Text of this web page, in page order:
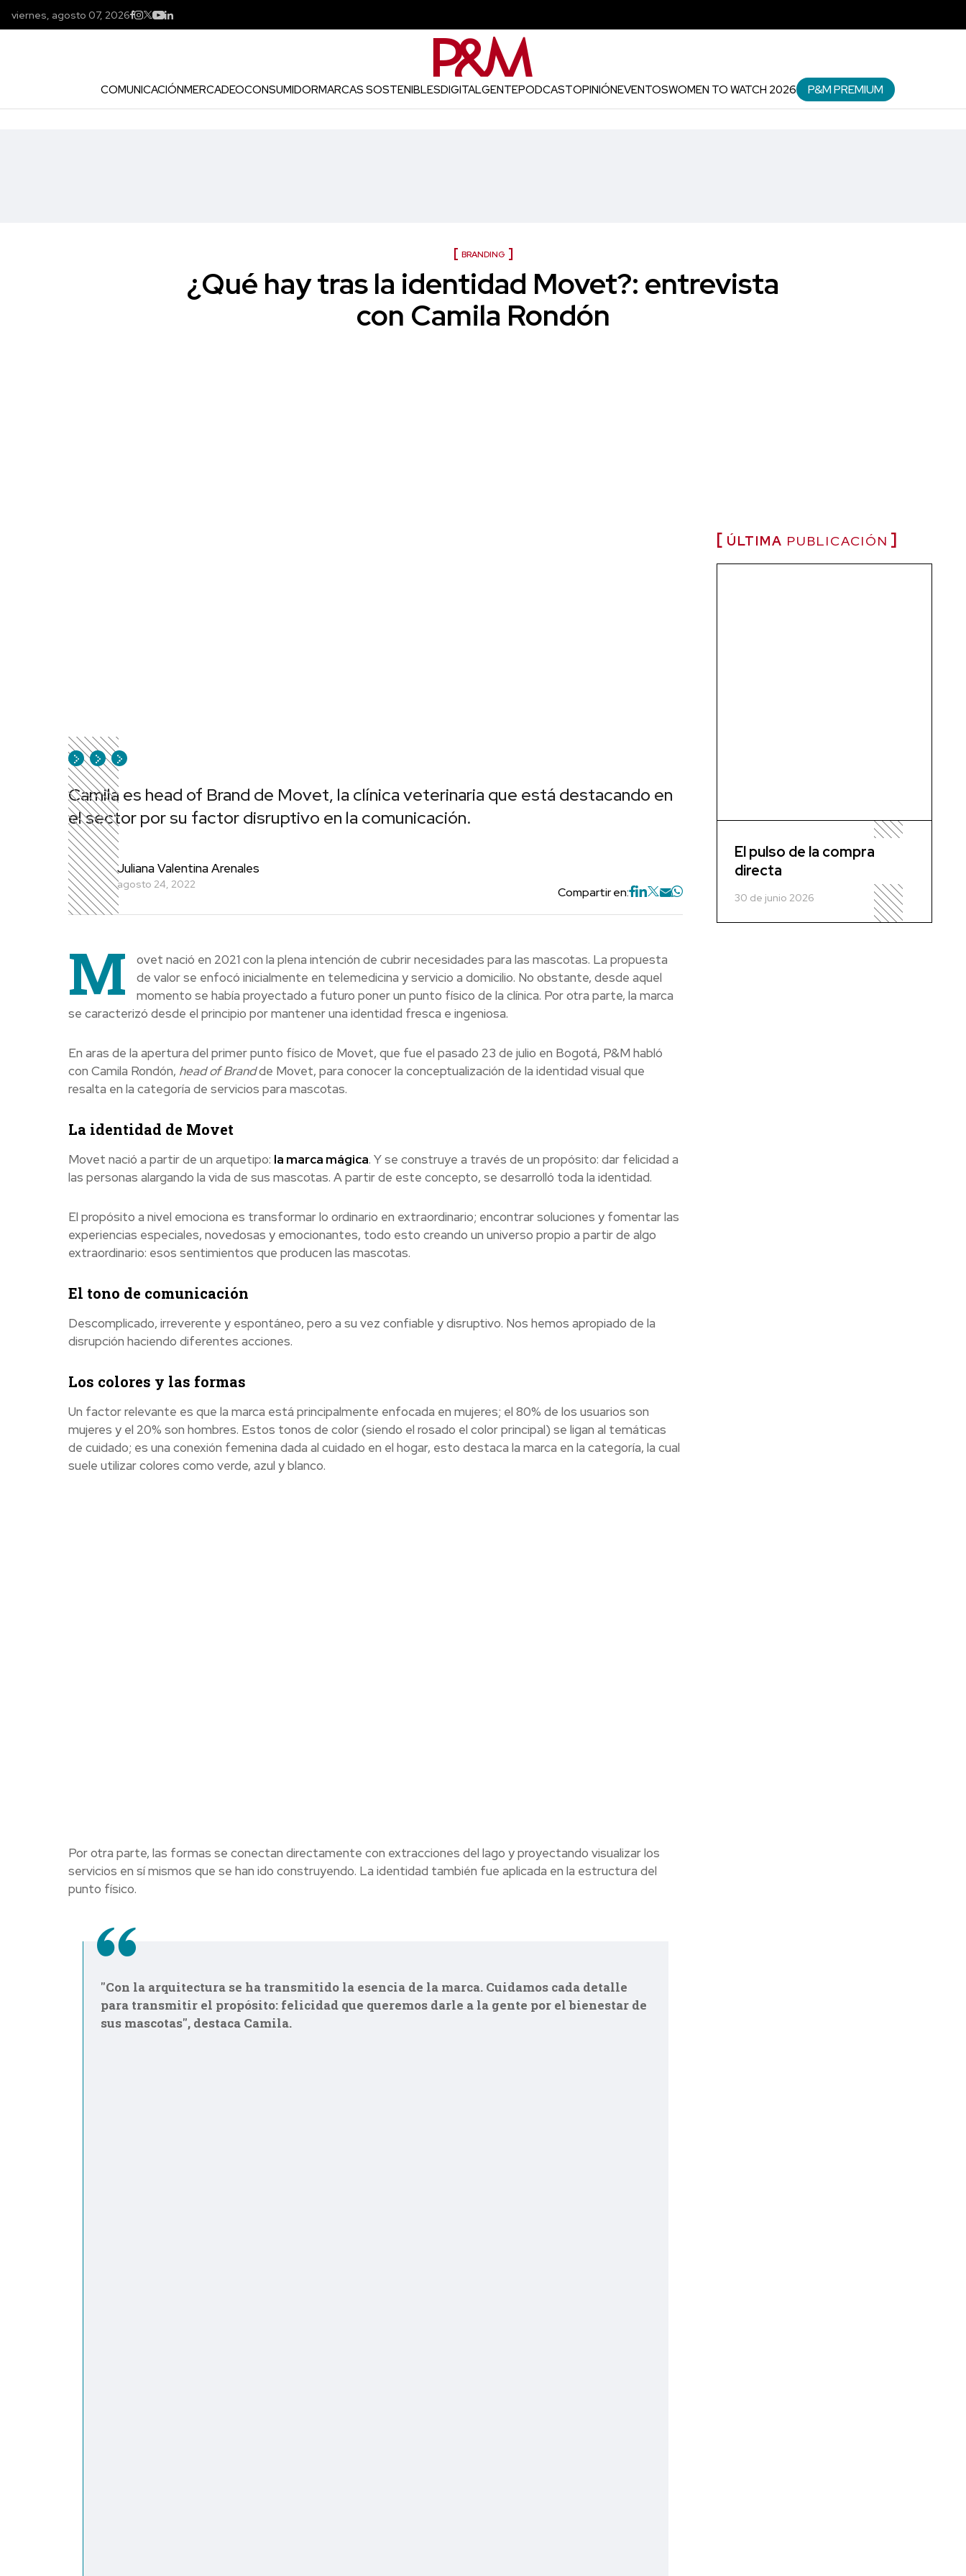
viernes, agosto 07, 2026
COMUNICACIÓNMERCADEOCONSUMIDORMARCAS SOSTENIBLESDIGITALGENTEPODCASTOPINIÓNEVENTOSWOMEN TO WATCH 2026 P&M PREMIUM
BRANDING
¿Qué hay tras la identidad Movet?: entrevista
con Camila Rondón
Camila es head of Brand de Movet, la clínica veterinaria que está destacando en
el sector por su factor disruptivo en la comunicación.
Juliana Valentina Arenales
agosto 24, 2022
Compartir en:
M
ovet nació en 2021 con la plena intención de cubrir necesidades para las mascotas. La propuesta
de valor se enfocó inicialmente en telemedicina y servicio a domicilio. No obstante, desde aquel
momento se había proyectado a futuro poner un punto físico de la clínica. Por otra parte, la marca
se caracterizó desde el principio por mantener una identidad fresca e ingeniosa.
En aras de la apertura del primer punto físico de Movet, que fue el pasado 23 de julio en Bogotá, P&M habló
con Camila Rondón, head of Brandde Movet, para conocer la conceptualización de la identidad visual que
resalta en la categoría de servicios para mascotas.
La identidad de Movet
Movet nació a partir de un arquetipo: la marca mágica. Y se construye a través de un propósito: dar felicidad a
las personas alargando la vida de sus mascotas. A partir de este concepto, se desarrolló toda la identidad.
El propósito a nivel emociona es transformar lo ordinario en extraordinario; encontrar soluciones y fomentar las
experiencias especiales, novedosas y emocionantes, todo esto creando un universo propio a partir de algo
extraordinario: esos sentimientos que producen las mascotas.
El tono de comunicación
Descomplicado, irreverente y espontáneo, pero a su vez confiable y disruptivo. Nos hemos apropiado de la
disrupción haciendo diferentes acciones.
Los colores y las formas
Un factor relevante es que la marca está principalmente enfocada en mujeres; el 80% de los usuarios son
mujeres y el 20% son hombres. Estos tonos de color (siendo el rosado el color principal) se ligan al temáticas
de cuidado; es una conexión femenina dada al cuidado en el hogar, esto destaca la marca en la categoría, la cual
suele utilizar colores como verde, azul y blanco.
Por otra parte, las formas se conectan directamente con extracciones del lago y proyectando visualizar los
servicios en sí mismos que se han ido construyendo. La identidad también fue aplicada en la estructura del
punto físico.
"Con la arquitectura se ha transmitido la esencia de la marca. Cuidamos cada detalle
para transmitir el propósito: felicidad que queremos darle a la gente por el bienestar de
sus mascotas", destaca Camila.
ÚLTIMA PUBLICACIÓN
El pulso de la compra
directa
30 de junio 2026